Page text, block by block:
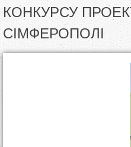
и
є
КОНКУРСУ
СІМФЕРОПОЛІ